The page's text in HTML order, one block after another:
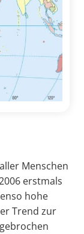
Menschen
erstmals
hohe
Trend zur